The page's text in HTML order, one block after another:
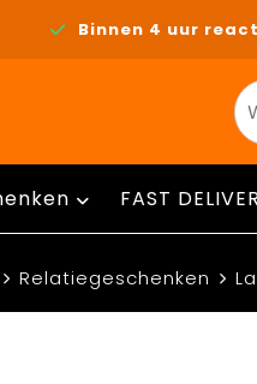
Binnen 4 uur
FAST
Relatiegeschenken